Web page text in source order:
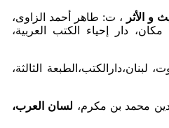
و الأثر
، ت: طاهر أحمد الزاوی،
دار إحیاء الکتب العربیة،
لبنان،دارالکتب،الطبعة الثالثة،
محمد بن مکرم، لسان العرب،